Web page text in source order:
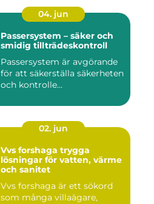
04. jun
Passersystem – säker och
smidig tillträdeskontroll
Passersystem är avgörande
för att säkerställa säkerheten
och kontrolle...
02. jun
Vvs forshaga trygga
lösningar för vatten, värme
och sanitet
Vvs forshaga är ett sökord
som många villaägare,